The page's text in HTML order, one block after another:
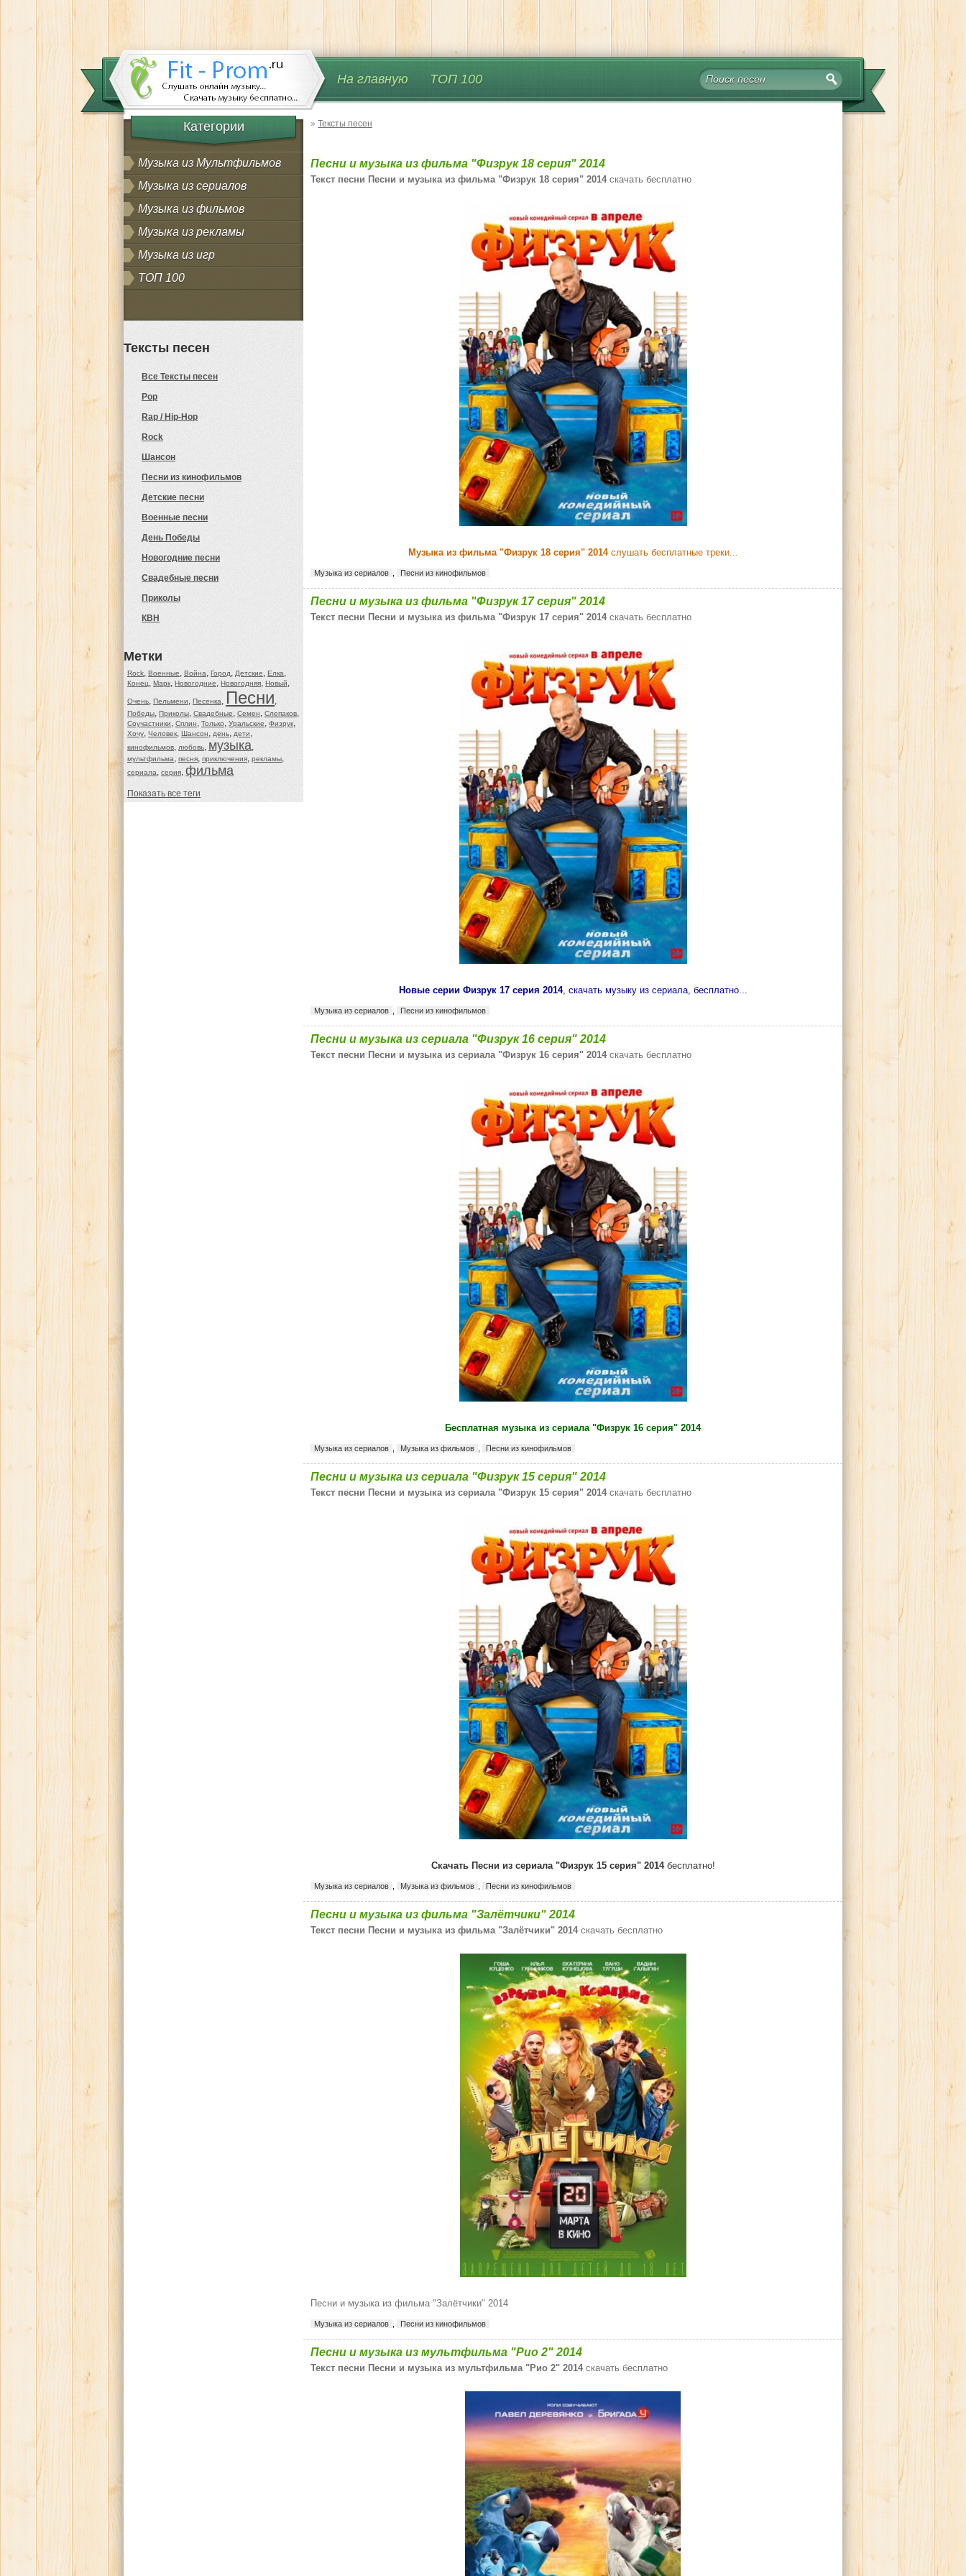
На главную ТОП 100
Категории
Музыка из Мультфильмов
Музыка из сериалов
Музыка из фильмов
Музыка из рекламы
Музыка из игр
ТОП 100
Тексты песен
Все Тексты песен
Pop
Rap / Hip-Hop
Rock
Шансон
Песни из кинофильмов
Детские песни
Военные песни
День Победы
Новогодние песни
Свадебные песни
Приколы
КВН
Метки
Rock, Военные, Война, Город, Детские, Елка,
Конец, Марк, Новогодние, Новогодняя, Новый,
Очень, Пельмени, Песенка, Песни,
Победы, Приколы, Свадебные, Семен, Слепаков,
Соучастники, Сплин, Только, Уральские, Физрук,
Хочу, Человек, Шансон, день, дети,
кинофильмов, любовь, музыка,
мультфильма, песня, приключения, рекламы,
сериала, серия, фильма
Показать все теги
» Тексты песен
Песни и музыка из фильма "Физрук 18 серия" 2014
Текст песни Песни и музыка из фильма "Физрук 18 серия" 2014 скачать бесплатно
Музыка из фильма "Физрук 18 серия" 2014слушать бесплатные треки...
Музыка из сериалов Песни из кинофильмов
Песни и музыка из фильма "Физрук 17 серия" 2014
Текст песни Песни и музыка из фильма "Физрук 17 серия" 2014 скачать бесплатно
Новые серии Физрук 17 серия 2014, скачать музыку из сериала, бесплатно...
Музыка из сериалов Песни из кинофильмов
Песни и музыка из сериала "Физрук 16 серия" 2014
Текст песни Песни и музыка из сериала "Физрук 16 серия" 2014 скачать бесплатно
Бесплатная музыка из сериала "Физрук 16 серия" 2014
Музыка из сериалов Музыка из фильмов Песни из кинофильмов
Песни и музыка из сериала "Физрук 15 серия" 2014
Текст песни Песни и музыка из сериала "Физрук 15 серия" 2014 скачать бесплатно
Скачать Песни из сериала "Физрук 15 серия" 2014бесплатно!
Музыка из сериалов Музыка из фильмов Песни из кинофильмов
Песни и музыка из фильма "Залётчики" 2014
Текст песни Песни и музыка из фильма "Залётчики" 2014 скачать бесплатно
Песни и музыка из фильма "Залётчики" 2014
Музыка из сериалов Песни из кинофильмов
Песни и музыка из мультфильма "Рио 2" 2014
Текст песни Песни и музыка из мультфильма "Рио 2" 2014 скачать бесплатно